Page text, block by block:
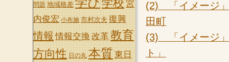
(2) 「イメージ
田町
(3) 「イメージ
ト」
問題 地域格差 学び学校 宮
内俊宏 小布施 市村次夫 復興
情報情報交換 改革教育
方向性 日の丸 本質東日